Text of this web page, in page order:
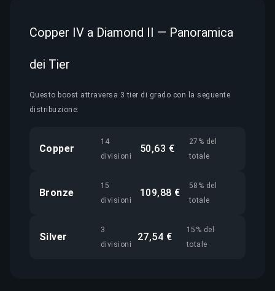
Copper IV a Diamond II — Panoramica
dei Tier
Questo boost attraversa 3 tier di grado con la seguente
distribuzione:
Copper
14
divisioni
50,63 €
27% del
totale
Bronze
15
divisioni
109,88 €
58% del
totale
Silver
3
divisioni
27,54 €
15% del
totale